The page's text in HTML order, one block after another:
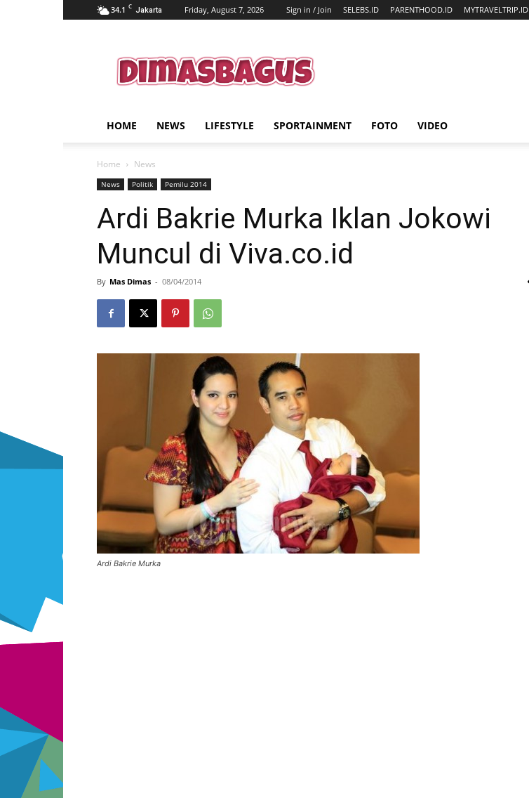
34.1 C Jakarta Friday, August 7, 2026 Sign in / Join SELEBS.ID PARENTHOOD.ID MYTRAVELTRIP.ID
HOME NEWS LIFESTYLE SPORTAINMENT FOTO VIDEO
Home News
News Politik Pemilu 2014
Ardi Bakrie Murka Iklan Jokowi
Muncul di Viva.co.id
By Mas Dimas - 08/04/2014
Ardi Bakrie Murka